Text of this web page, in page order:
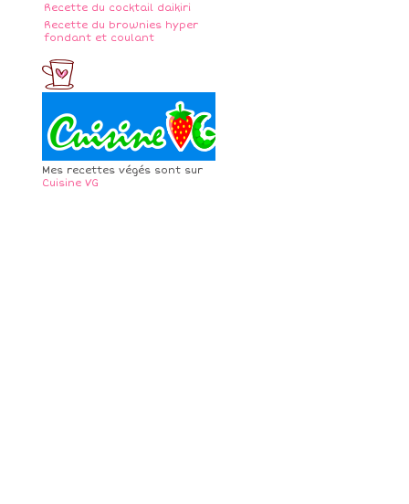
Recette du cocktail daikiri
Recette du brownies hyper
fondant et coulant
Mes recettes végés sont sur
Cuisine VG